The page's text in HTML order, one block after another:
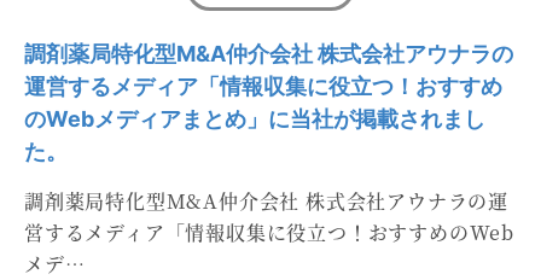
調剤薬局特化型M&A仲介会社 株式会社アウナラの
運営するメディア「情報収集に役立つ！おすすめ
のWebメディアまとめ」に当社が掲載されまし
た。
調剤薬局特化型M&A仲介会社 株式会社アウナラの運
営するメディア「情報収集に役立つ！おすすめのWeb
メデ…